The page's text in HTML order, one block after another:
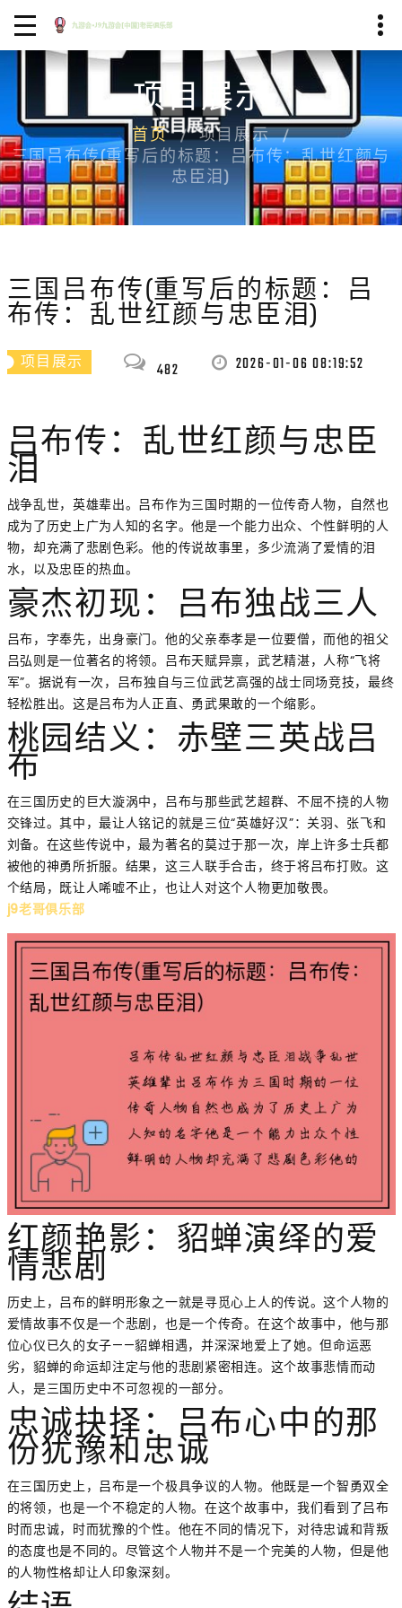
项目展示
首页
项目展示
三国吕布传(重写后的标题：吕布传：乱世红颜与
忠臣泪)
三国吕布传(重写后的标题：吕
布传：乱世红颜与忠臣泪)
项目展示 482 2026-01-06 08:19:52
吕布传：乱世红颜与忠臣
泪
战争乱世，英雄辈出。吕布作为三国时期的一位传奇人物，自然也
成为了历史上广为人知的名字。他是一个能力出众、个性鲜明的人
物，却充满了悲剧色彩。他的传说故事里，多少流淌了爱情的泪
水，以及忠臣的热血。
豪杰初现：吕布独战三人
吕布，字奉先，出身豪门。他的父亲奉孝是一位要僧，而他的祖父
吕弘则是一位著名的将领。吕布天赋异禀，武艺精湛，人称“飞将
军”。据说有一次，吕布独自与三位武艺高强的战士同场竞技，最终
轻松胜出。这是吕布为人正直、勇武果敢的一个缩影。
桃园结义：赤壁三英战吕
布
在三国历史的巨大漩涡中，吕布与那些武艺超群、不屈不挠的人物
交锋过。其中，最让人铭记的就是三位“英雄好汉”：关羽、张飞和
刘备。在这些传说中，最为著名的莫过于那一次，岸上许多士兵都
被他的神勇所折服。结果，这三人联手合击，终于将吕布打败。这
个结局，既让人唏嘘不止，也让人对这个人物更加敬畏。
j9老哥俱乐部
红颜艳影：貂蝉演绎的爱
情悲剧
历史上，吕布的鲜明形象之一就是寻觅心上人的传说。这个人物的
爱情故事不仅是一个悲剧，也是一个传奇。在这个故事中，他与那
位心仪已久的女子——貂蝉相遇，并深深地爱上了她。但命运恶
劣，貂蝉的命运却注定与他的悲剧紧密相连。这个故事悲情而动
人，是三国历史中不可忽视的一部分。
忠诚抉择：吕布心中的那
份犹豫和忠诚
在三国历史上，吕布是一个极具争议的人物。他既是一个智勇双全
的将领，也是一个不稳定的人物。在这个故事中，我们看到了吕布
时而忠诚，时而犹豫的个性。他在不同的情况下，对待忠诚和背叛
的态度也是不同的。尽管这个人物并不是一个完美的人物，但是他
的人物性格却让人印象深刻。